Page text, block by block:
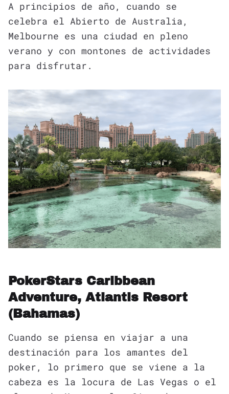
A principios de año, cuando se
celebra el Abierto de Australia,
Melbourne es una ciudad en pleno
verano y con montones de actividades
para disfrutar.
PokerStars Caribbean
Adventure, Atlantis Resort
(Bahamas)
Cuando se piensa en viajar a una
destinación para los amantes del
poker, lo primero que se viene a la
cabeza es la locura de Las Vegas o el